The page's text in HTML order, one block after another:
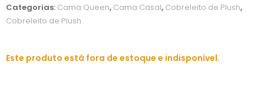
Categorias: Cama Queen, Cama Casal, Cobreleito de Plush,
Cobreleito de Plush
Este produto está fora de estoque e indisponível.